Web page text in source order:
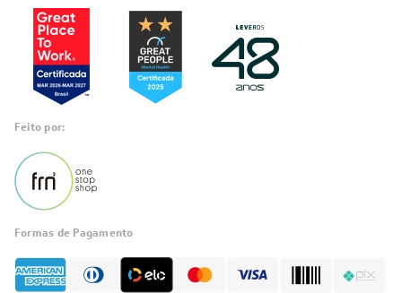
Feito por:
Formas de Pagamento
Fale com a LIA